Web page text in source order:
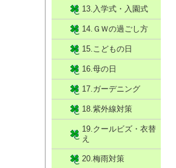
13.入学式・入園式
14.ＧＷの過ごし方
15.こどもの日
16.母の日
17.ガーデニング
18.紫外線対策
19.クールビズ・衣替
え
20.梅雨対策